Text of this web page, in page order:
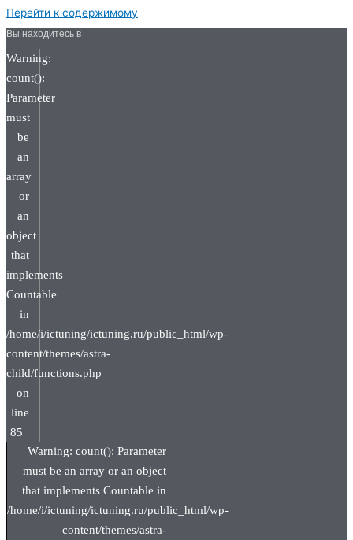
Перейти к содержимому
Вы находитесь в
Warning:
count():
Parameter
must
be
an
array
or
an
object
that
implements
Countable
in
/home/i/ictuning/ictuning.ru/public_html/wp-
content/themes/astra-
child/functions.php
on
line
85
Warning: count(): Parameter
must be an array or an object
that implements Countable in
/home/i/ictuning/ictuning.ru/public_html/wp-
content/themes/astra-